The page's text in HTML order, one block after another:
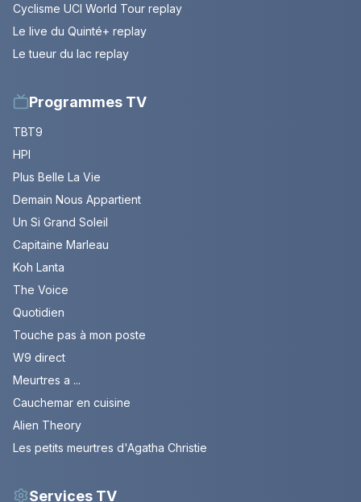
Cyclisme UCI World Tour replay
Le live du Quinté+ replay
Le tueur du lac replay
Programmes TV
TBT9
HPI
Plus Belle La Vie
Demain Nous Appartient
Un Si Grand Soleil
Capitaine Marleau
Koh Lanta
The Voice
Quotidien
Touche pas à mon poste
W9 direct
Meurtres a ...
Cauchemar en cuisine
Alien Theory
Les petits meurtres d'Agatha Christie
Services TV